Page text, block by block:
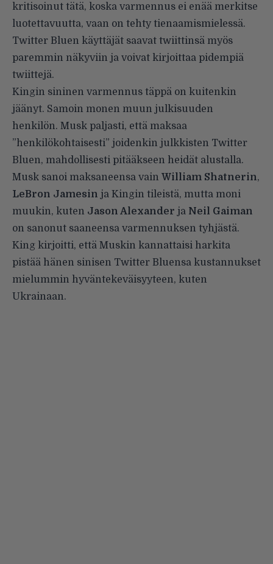
kritisoinut tätä, koska varmennus ei enää merkitse
luotettavuutta, vaan on tehty tienaamismielessä.
Twitter Bluen käyttäjät saavat twiittinsä myös
paremmin näkyviin ja voivat kirjoittaa pidempiä
twiittejä.
Kingin sininen varmennus täppä on kuitenkin
jäänyt. Samoin monen muun julkisuuden
henkilön. Musk paljasti, että maksaa
”henkilökohtaisesti” joidenkin julkkisten Twitter
Bluen, mahdollisesti pitääkseen heidät alustalla.
Musk sanoi maksaneensa vain William Shatnerin,
LeBron Jamesin ja Kingin tileistä, mutta moni
muukin, kuten Jason Alexander ja Neil Gaiman
on sanonut saaneensa varmennuksen tyhjästä.
King kirjoitti, että Muskin kannattaisi harkita
pistää hänen sinisen Twitter Bluensa kustannukset
mielummin hyväntekeväisyyteen, kuten
Ukrainaan.